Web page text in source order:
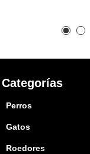
Categorías
Perros
Gatos
Roedores